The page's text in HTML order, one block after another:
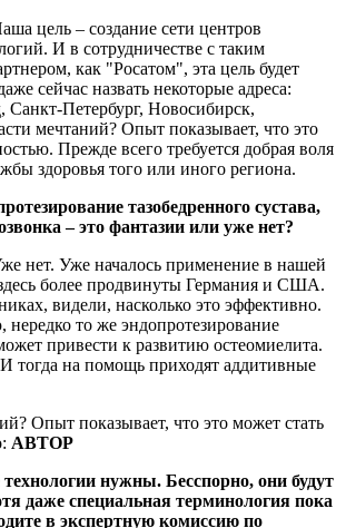
цель – создание сети центров
И в сотрудничестве с таким
как "Росатом", эта цель будет
сейчас назвать некоторые адреса:
Петербург, Новосибирск,
мечтаний? Опыт показывает, что это
Прежде всего требуется добрая воля
здоровья того или иного региона.
тазобедренного сустава,
– это фантазии или уже нет?
нет. Уже началось применение в нашей
более продвинуты Германия и США.
видели, насколько это эффективно.
то же эндопротезирование
привести к развитию остеомиелита.
тогда на помощь приходят аддитивные
Опыт показывает, что это может стать
АВТОР
нужны. Бесспорно, они будут
даже специальная терминология пока
в экспертную комиссию по